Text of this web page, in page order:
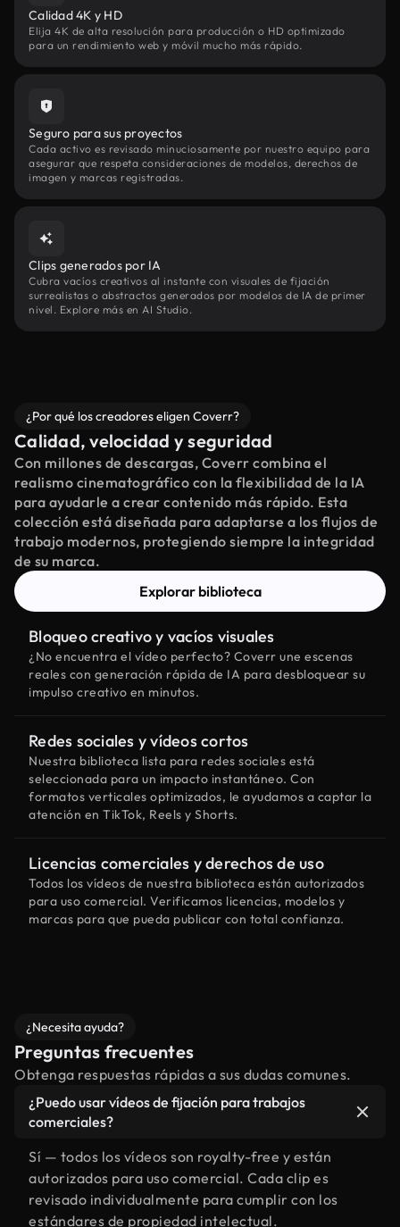
Calidad 4K y HD
Elija 4K de alta resolución para producción o HD optimizado
para un rendimiento web y móvil mucho más rápido.
Seguro para sus proyectos
Cada activo es revisado minuciosamente por nuestro equipo para
asegurar que respeta consideraciones de modelos, derechos de
imagen y marcas registradas.
Clips generados por IA
Cubra vacíos creativos al instante con visuales de fijación
surrealistas o abstractos generados por modelos de IA de primer
nivel. Explore más en AI Studio.
¿Por qué los creadores eligen Coverr?
Calidad, velocidad y seguridad
Con millones de descargas, Coverr combina el
realismo cinematográfico con la flexibilidad de la IA
para ayudarle a crear contenido más rápido. Esta
colección está diseñada para adaptarse a los flujos de
trabajo modernos, protegiendo siempre la integridad
de su marca.
Explorar biblioteca
Bloqueo creativo y vacíos visuales
¿No encuentra el vídeo perfecto? Coverr une escenas
reales con generación rápida de IA para desbloquear su
impulso creativo en minutos.
Redes sociales y vídeos cortos
Nuestra biblioteca lista para redes sociales está
seleccionada para un impacto instantáneo. Con
formatos verticales optimizados, le ayudamos a captar la
atención en TikTok, Reels y Shorts.
Licencias comerciales y derechos de uso
Todos los vídeos de nuestra biblioteca están autorizados
para uso comercial. Verificamos licencias, modelos y
marcas para que pueda publicar con total confianza.
¿Necesita ayuda?
Preguntas frecuentes
Obtenga respuestas rápidas a sus dudas comunes.
¿Puedo usar vídeos de fijación para trabajos
comerciales?
Sí — todos los vídeos son royalty-free y están
autorizados para uso comercial. Cada clip es
revisado individualmente para cumplir con los
estándares de propiedad intelectual.